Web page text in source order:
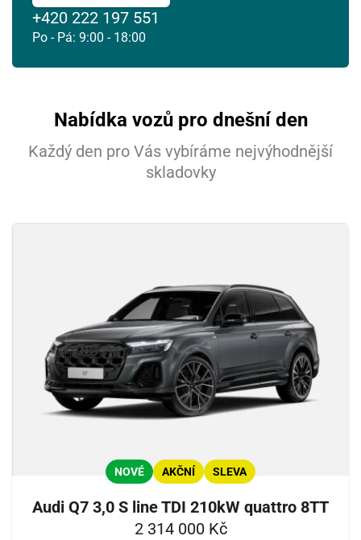
+420 222 197 551
Po - Pá: 9:00 - 18:00
Nabídka vozů pro dnešní den
Každý den pro Vás vybíráme nejvýhodnější
skladovky
NOVÉ AKČNÍ SLEVA
Audi Q7 3,0 S line TDI 210kW quattro 8TT
2 314 000 Kč